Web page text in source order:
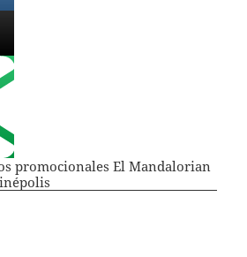
promocionales El Mandalorian